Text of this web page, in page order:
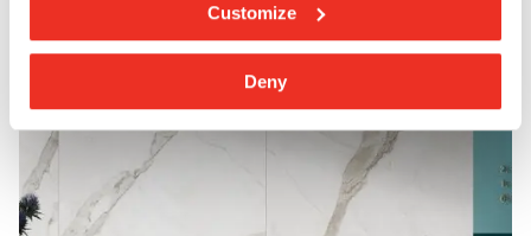
Customize
Deny